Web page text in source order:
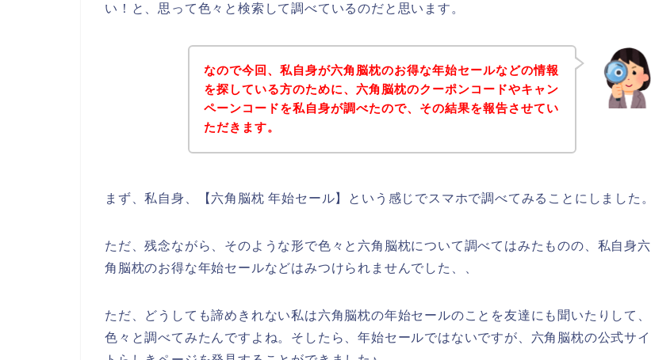
い！と、思って色々と検索して調べているのだと思います。
なので今回、私自身が六角脳枕のお得な年始セールなどの情報
を探している方のために、六角脳枕のクーポンコードやキャン
ペーンコードを私自身が調べたので、その結果を報告させてい
ただきます。
まず、私自身、【六角脳枕 年始セール】という感じでスマホで調べてみることにしました。
ただ、残念ながら、そのような形で色々と六角脳枕について調べてはみたものの、私自身六
角脳枕のお得な年始セールなどはみつけられませんでした、、
ただ、どうしても諦めきれない私は六角脳枕の年始セールのことを友達にも聞いたりして、
色々と調べてみたんですよね。そしたら、年始セールではないですが、六角脳枕の公式サイ